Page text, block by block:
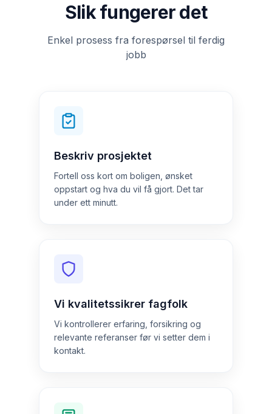
Slik fungerer det
Enkel prosess fra forespørsel til ferdig
jobb
Beskriv prosjektet
Fortell oss kort om boligen, ønsket
oppstart og hva du vil få gjort. Det tar
under ett minutt.
Vi kvalitetssikrer fagfolk
Vi kontrollerer erfaring, forsikring og
relevante referanser før vi setter dem i
kontakt.